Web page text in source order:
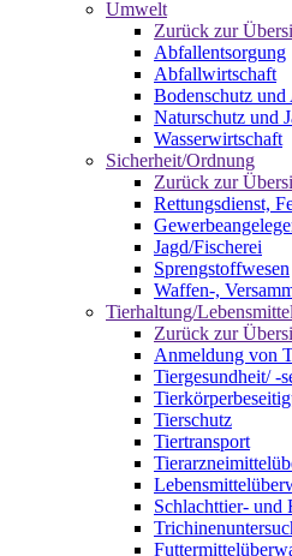
Umwelt
Zurück zur
Abfallentsorgung
Abfallwirtschaft
Bodenschutz und
Naturschutz und
Wasserwirtschaft
Sicherheit/Ordnung
Zurück zur
Rettungsdienst,
Jagd/Fischerei
Sprengstoffwesen
Waffen-,
Tierhaltung/Lebensmittel
Zurück zur
Anmeldung von
Tiergesundheit/ -
Tierschutz
Tiertransport
Schlachttier- und